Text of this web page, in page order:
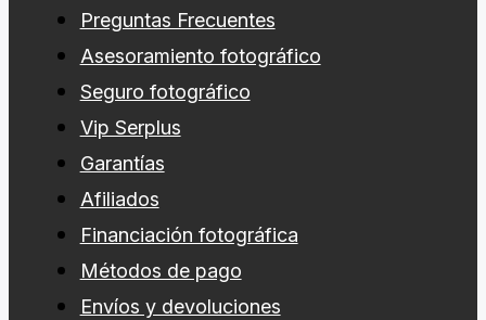
Preguntas Frecuentes
Asesoramiento fotográfico
Seguro fotográfico
Vip Serplus
Garantías
Afiliados
Financiación fotográfica
Métodos de pago
Envíos y devoluciones